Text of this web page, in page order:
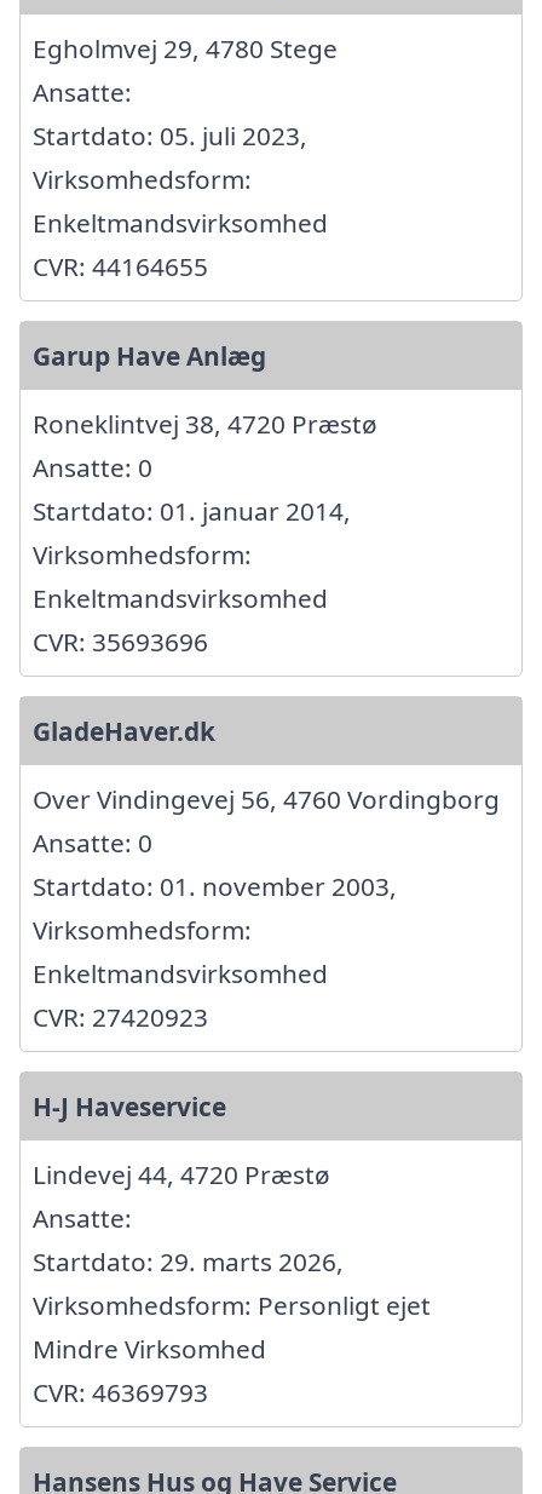
Egholmvej 29, 4780 Stege
Ansatte:
Startdato: 05. juli 2023,
Virksomhedsform:
Enkeltmandsvirksomhed
CVR: 44164655
Garup Have Anlæg
Roneklintvej 38, 4720 Præstø
Ansatte: 0
Startdato: 01. januar 2014,
Virksomhedsform:
Enkeltmandsvirksomhed
CVR: 35693696
GladeHaver.dk
Over Vindingevej 56, 4760 Vordingborg
Ansatte: 0
Startdato: 01. november 2003,
Virksomhedsform:
Enkeltmandsvirksomhed
CVR: 27420923
H-J Haveservice
Lindevej 44, 4720 Præstø
Ansatte:
Startdato: 29. marts 2026,
Virksomhedsform: Personligt ejet
Mindre Virksomhed
CVR: 46369793
Hansens Hus og Have Service